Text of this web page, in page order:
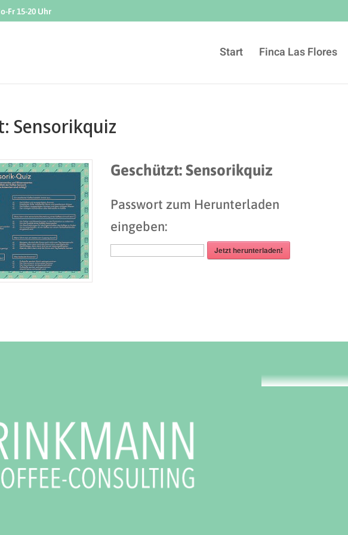
Fr 15-20 Uhr
Start Finca Las Flores
Sensorikquiz
Geschützt: Sensorikquiz
Passwort zum Herunterladen
eingeben:
Jetzt herunterladen!